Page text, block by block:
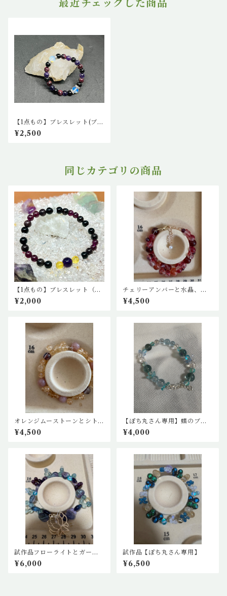
最近チェックした商品
【1点もの】ブレスレット(ブル
ームーンストーン、ガーネッ
ト、オニキス、アメジスト)
¥2,500
同じカテゴリの商品
【1点もの】ブレスレット（ガ
ーネット、モリオン、シトリ
ン、アメジスト）
¥2,000
チェリーアンバーと水晶、ガ
ーネットの花のブレスレット
¥4,500
オレンジムーストーンとシト
リン、ルチルのデザインブレ
スレット
¥4,500
【ぽち丸さん専用】蝶のブレ
スレット
¥4,000
試作品フローライトとガーネ
ットの花ブレスレット
¥6,000
試作品【ぽち丸さん専用】
¥6,500